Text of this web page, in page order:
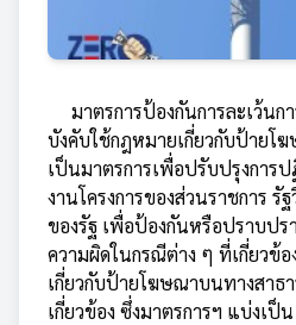
มาตรการป้องกันการละเว้นก
บังคับใช้กฎหมายเกี่ยวกับป้ายโ
เป็นมาตรการเพื่อปรับปรุงการ
งานโครงการของส่วนราชการ
ของรัฐ เพื่อป้องกันหรือปราบปร
ความผิดในกรณีต่าง ๆ ที่เกี่ยวข้
เกี่ยวกับป้ายโฆษณาบนทางสาธ
เกี่ยวข้อง ซึ่งมาตรการฯ แบ่งเป็